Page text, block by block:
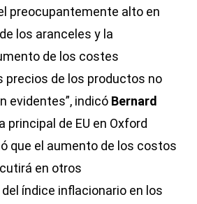
preocupantemente alto en
los aranceles y la
de los costes
precios de los productos no
evidentes”, indicó Bernard
principal de EU en Oxford
que el aumento de los costos
en otros
índice inflacionario en los